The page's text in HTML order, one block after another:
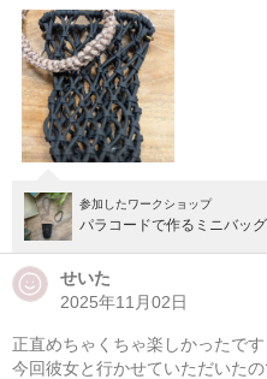
東京 （東横線）学芸大学駅から徒歩
08/11(火・祝) 11:00-15:00
東京 （東横線）学芸大学駅から徒歩
参加したワークショップ
パラコードで作るミニバッグ
せいた
2025年11月02日
正直めちゃくちゃ楽しかったです
今回彼女と行かせていただいた